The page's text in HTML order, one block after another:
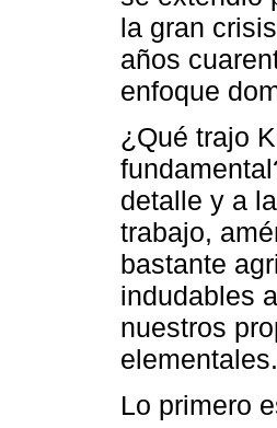
la gran
años
enfoque
¿Qué trajo
detalle y a
trabajo,
bastante
indudables
nuestros
elementales.
Lo primero